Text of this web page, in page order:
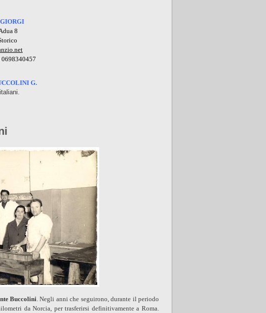
8
0698340457
G.
Buccolini. Negli anni che seguirono, durante il periodo
da Norcia, per trasferirsi definitivamente a Roma.